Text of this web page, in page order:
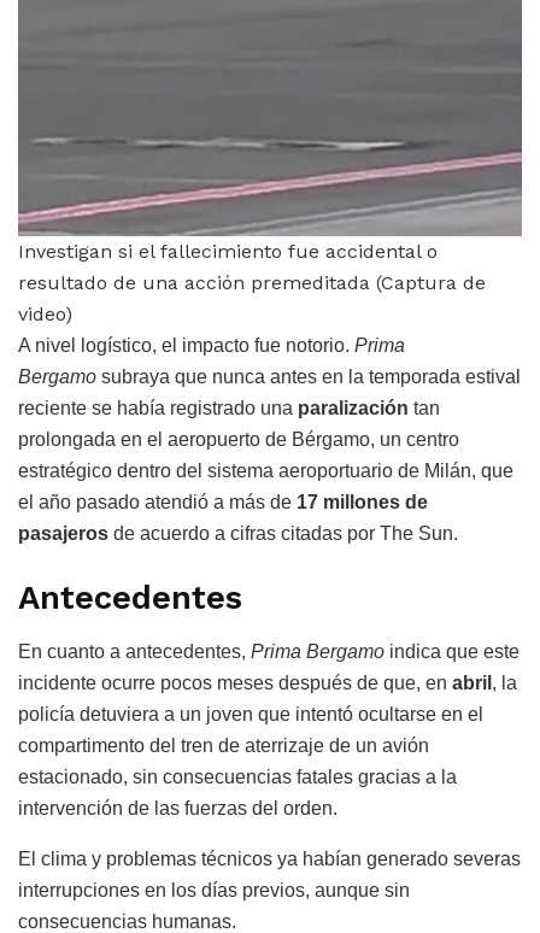
Investigan si el fallecimiento fue accidental o
resultado de una acción premeditada (Captura de
video)
A nivel logístico, el impacto fue notorio. Prima
Bergamo subraya que nunca antes en la temporada estival
reciente se había registrado una paralización tan
prolongada en el aeropuerto de Bérgamo, un centro
estratégico dentro del sistema aeroportuario de Milán, que
el año pasado atendió a más de 17 millones de
pasajeros de acuerdo a cifras citadas por The Sun.
Antecedentes
En cuanto a antecedentes, Prima Bergamo indica que este
incidente ocurre pocos meses después de que, en abril , la
policía detuviera a un joven que intentó ocultarse en el
compartimento del tren de aterrizaje de un avión
estacionado, sin consecuencias fatales gracias a la
intervención de las fuerzas del orden.
El clima y problemas técnicos ya habían generado severas
interrupciones en los días previos, aunque sin
consecuencias humanas.